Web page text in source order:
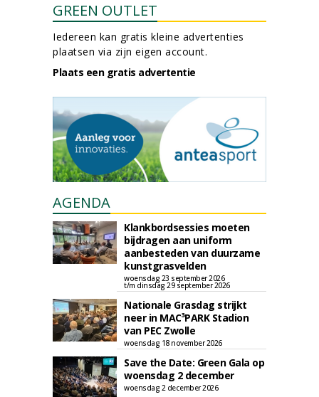
GREEN OUTLET
Iedereen kan gratis kleine advertenties
plaatsen via zijn eigen account.
Plaats een gratis advertentie
AGENDA
Klankbordsessies moeten
bijdragen aan uniform
aanbesteden van duurzame
kunstgrasvelden
woensdag 23 september 2026
t/m dinsdag 29 september 2026
Nationale Grasdag strijkt
neer in MAC³PARK Stadion
van PEC Zwolle
woensdag 18 november 2026
Save the Date: Green Gala op
woensdag 2 december
woensdag 2 december 2026